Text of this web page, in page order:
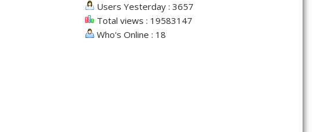
Users Yesterday : 3657
Total views : 19583147
Who's Online : 18